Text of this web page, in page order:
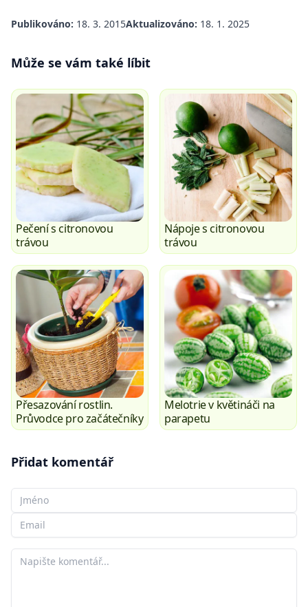
Publikováno: 18. 3. 2015Aktualizováno: 18. 1. 2025
Může se vám také líbit
Pečení s citronovou
trávou
Nápoje s citronovou
trávou
Přesazování rostlin.
Průvodce pro začátečníky
Melotrie v květináči na
parapetu
Přidat komentář
Vaše jméno
Váš e-mail
Váš komentář